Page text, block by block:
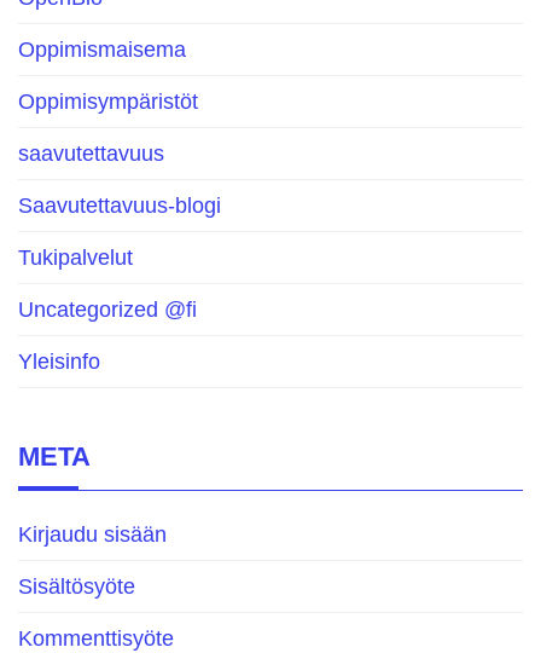
Oppimismaisema
Oppimisympäristöt
saavutettavuus
Saavutettavuus-blogi
Tukipalvelut
Uncategorized @fi
Yleisinfo
META
Kirjaudu sisään
Sisältösyöte
Kommenttisyöte